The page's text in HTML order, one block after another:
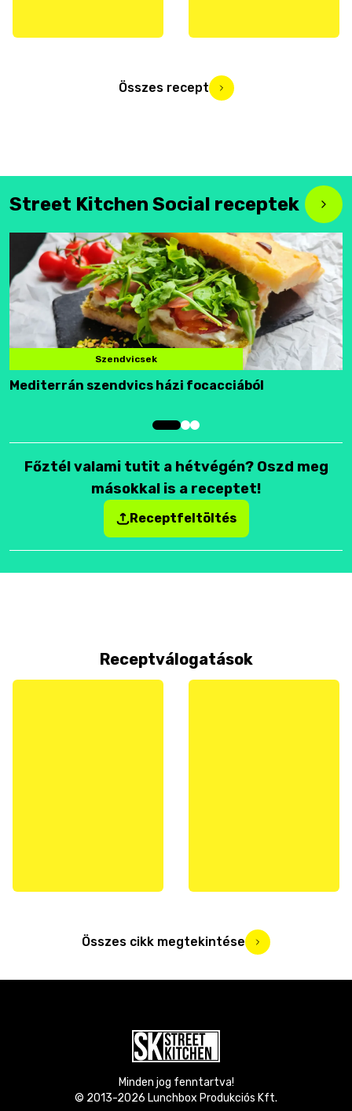
Összes recept
Street Kitchen Social receptek
Szendvicsek
Mediterrán szendvics házi focacciából
Főztél valami tutit a hétvégén? Oszd meg
másokkal is a receptet!
Receptfeltöltés
Receptválogatások
Összes cikk megtekintése
Minden jog fenntartva!
© 2013-2026 Lunchbox Produkciós Kft.